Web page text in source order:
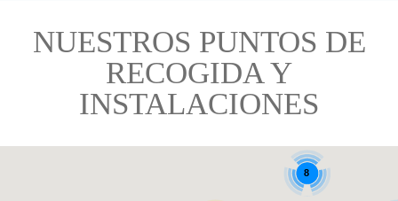
NUESTROS PUNTOS DE
RECOGIDA Y
INSTALACIONES
8